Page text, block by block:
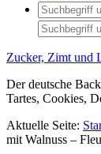
Zucker, Zimt und
Der deutsche
Tartes, Cookies,
Aktuelle Seite:
mit Walnuss –